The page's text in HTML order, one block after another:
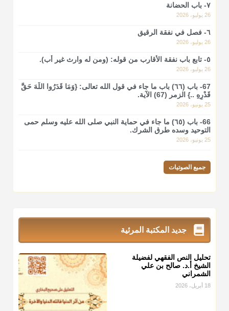
٧- باب الحضانة
26 يوليو، 2026
٦- فصل في نفقة الرقيق
26 يوليو، 2026
٥- تابع باب نفقة الأقارب من قوله: (ومن له وارث غير أب).
26 يوليو، 2026
67- باب (٦٦) باب ما جاء في قول الله تعالى: {وَمَا قَدَرُوا اللَّهَ حَقَّ
قَدْرِهِ ..} الزمر (67) الآية.
25 يونيو، 2026
66- باب (٦٥) ما جاء في حماية النبي صلى الله عليه وسلم حمى
التوحيد وسده طرق الشرك.
25 يونيو، 2026
جميع الصوتيات
جديد المكتبة المرئية
تحليل النص الفقهي لفضيلة
الشيخ أ.د. صالح بن علي
الشمراني
18 أبريل، 2026